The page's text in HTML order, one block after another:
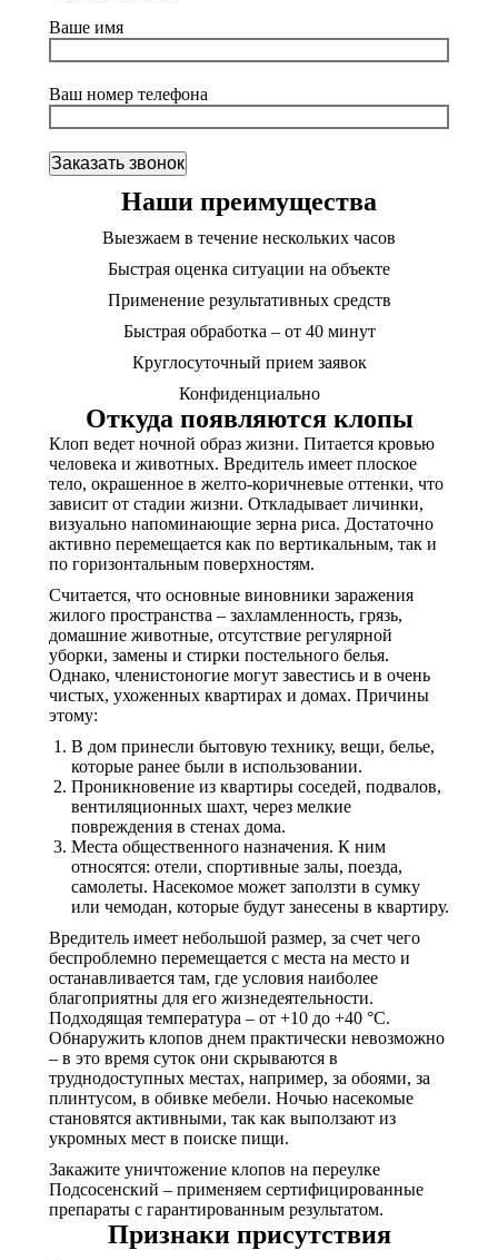
Ваше имя
Ваш номер телефона
Наши преимущества
Выезжаем в течение нескольких часов
Быстрая оценка ситуации на объекте
Применение результативных средств
Быстрая обработка – от 40 минут
Круглосуточный прием заявок
Конфиденциально
Откуда появляются клопы
Клоп ведет ночной образ жизни. Питается кровью
человека и животных. Вредитель имеет плоское
тело, окрашенное в желто-коричневые оттенки, что
зависит от стадии жизни. Откладывает личинки,
визуально напоминающие зерна риса. Достаточно
активно перемещается как по вертикальным, так и
по горизонтальным поверхностям.
Считается, что основные виновники заражения
жилого пространства – захламленность, грязь,
домашние животные, отсутствие регулярной
уборки, замены и стирки постельного белья.
Однако, членистоногие могут завестись и в очень
чистых, ухоженных квартирах и домах. Причины
этому:
В дом принесли бытовую технику, вещи, белье,
которые ранее были в использовании.
Проникновение из квартиры соседей, подвалов,
вентиляционных шахт, через мелкие
повреждения в стенах дома.
Места общественного назначения. К ним
относятся: отели, спортивные залы, поезда,
самолеты. Насекомое может заползти в сумку
или чемодан, которые будут занесены в квартиру.
Вредитель имеет небольшой размер, за счет чего
беспроблемно перемещается с места на место и
останавливается там, где условия наиболее
благоприятны для его жизнедеятельности.
Подходящая температура – от +10 до +40 °С.
Обнаружить клопов днем практически невозможно
– в это время суток они скрываются в
труднодоступных местах, например, за обоями, за
плинтусом, в обивке мебели. Ночью насекомые
становятся активными, так как выползают из
укромных мест в поиске пищи.
Закажите уничтожение клопов на переулке
Подсосенский – применяем сертифицированные
препараты с гарантированным результатом.
Признаки присутствия